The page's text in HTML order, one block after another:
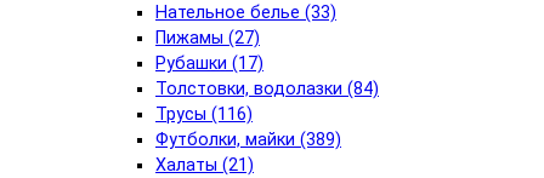
Нательное белье (33)
Пижамы (27)
Рубашки (17)
Толстовки, водолазки (84)
Трусы (116)
Футболки, майки (389)
Халаты (21)